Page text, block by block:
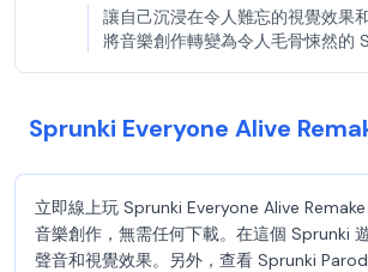
讓自己沉浸在令人難忘的視覺效果
將音樂創作轉變為令人毛骨悚然的
Sprunki Everyone Alive
立即線上玩 Sprunki Everyone Alive
音樂創作，無需任何下載。在這個 Sprunki
聲音和視覺效果。另外，查看 Sprunki